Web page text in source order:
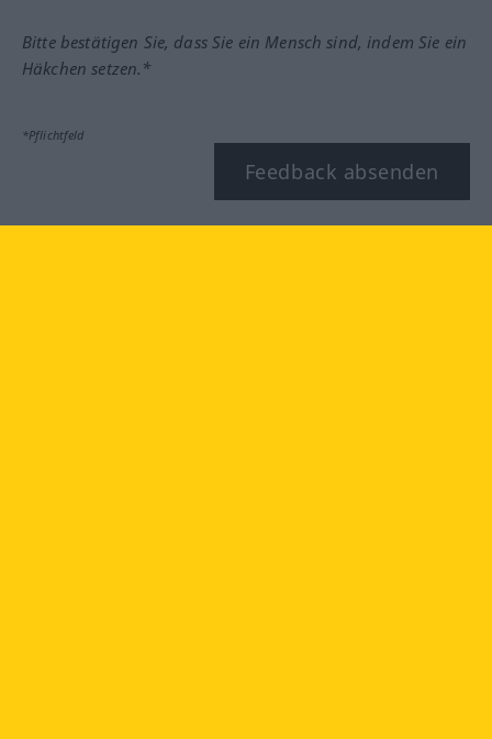
Bitte bestätigen Sie, dass Sie ein Mensch sind, indem Sie ein
Häkchen setzen.*
*Pflichtfeld
Feedback absenden